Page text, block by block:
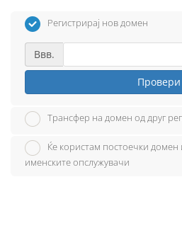
Регистрирај нов домен
Ввв.
Провери
Трансфер на домен од друг
Ќе користам постоечки домен
именските опслужувачи